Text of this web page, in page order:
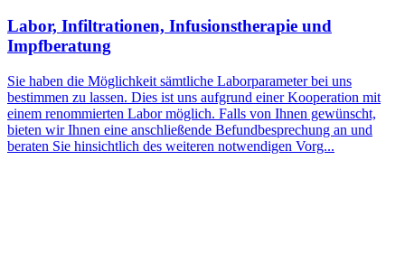
Labor, Infiltrationen, Infusionstherapie und
Impfberatung
Sie haben die Möglichkeit sämtliche Laborparameter bei uns
bestimmen zu lassen. Dies ist uns aufgrund einer Kooperation mit
einem renommierten Labor möglich. Falls von Ihnen gewünscht,
bieten wir Ihnen eine anschließende Befundbesprechung an und
beraten Sie hinsichtlich des weiteren notwendigen Vorg...